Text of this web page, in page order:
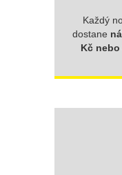
Každý
dostane
Kč nebo